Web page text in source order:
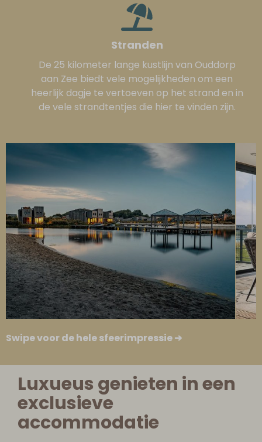
Stranden
De 25 kilometer lange kustlijn van Ouddorp
aan Zee biedt vele mogelijkheden om een
heerlijk dagje te vertoeven op het strand en in
de vele strandtentjes die hier te vinden zijn.
Swipe voor de hele sfeerimpressie ➔
Luxueus genieten in een
exclusieve
accommodatie